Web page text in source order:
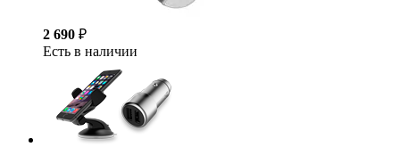
2 690 ₽
Есть в наличии